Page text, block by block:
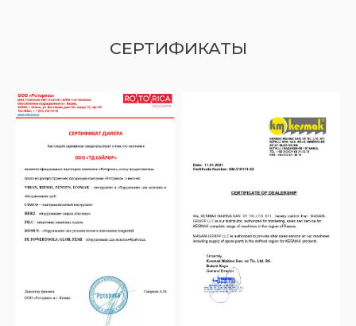
СЕРТИФИКАТЫ